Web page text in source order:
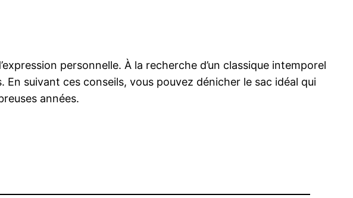
personnelle. À la recherche d’un classique intemporel
suivant ces conseils, vous pouvez dénicher le sac idéal qui
années.